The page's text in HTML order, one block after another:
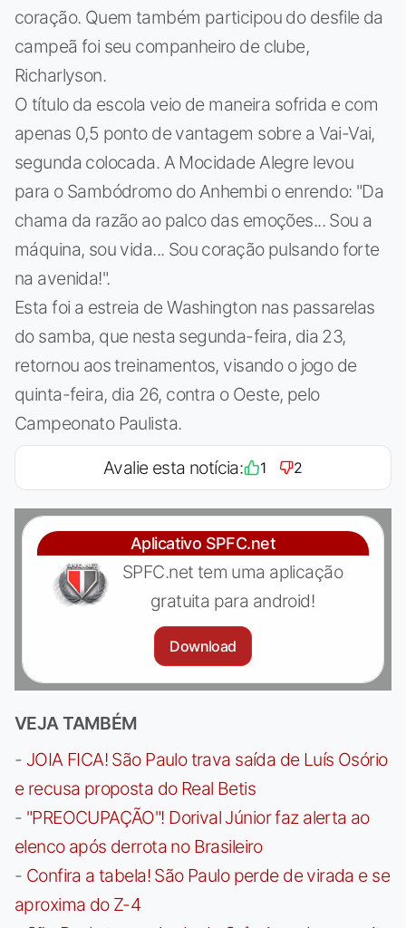
coração. Quem também participou do desfile da
campeã foi seu companheiro de clube,
Richarlyson.
O título da escola veio de maneira sofrida e com
apenas 0,5 ponto de vantagem sobre a Vai-Vai,
segunda colocada. A Mocidade Alegre levou
para o Sambódromo do Anhembi o enrendo: "Da
chama da razão ao palco das emoções... Sou a
máquina, sou vida... Sou coração pulsando forte
na avenida!".
Esta foi a estreia de Washington nas passarelas
do samba, que nesta segunda-feira, dia 23,
retornou aos treinamentos, visando o jogo de
quinta-feira, dia 26, contra o Oeste, pelo
Campeonato Paulista.
Avalie esta notícia: 1 2
Aplicativo SPFC.net
SPFC.net tem uma aplicação
gratuita para android!
Download
VEJA TAMBÉM
- JOIA FICA! São Paulo trava saída de Luís Osório
e recusa proposta do Real Betis
- "PREOCUPAÇÃO"! Dorival Júnior faz alerta ao
elenco após derrota no Brasileiro
- Confira a tabela! São Paulo perde de virada e se
aproxima do Z-4